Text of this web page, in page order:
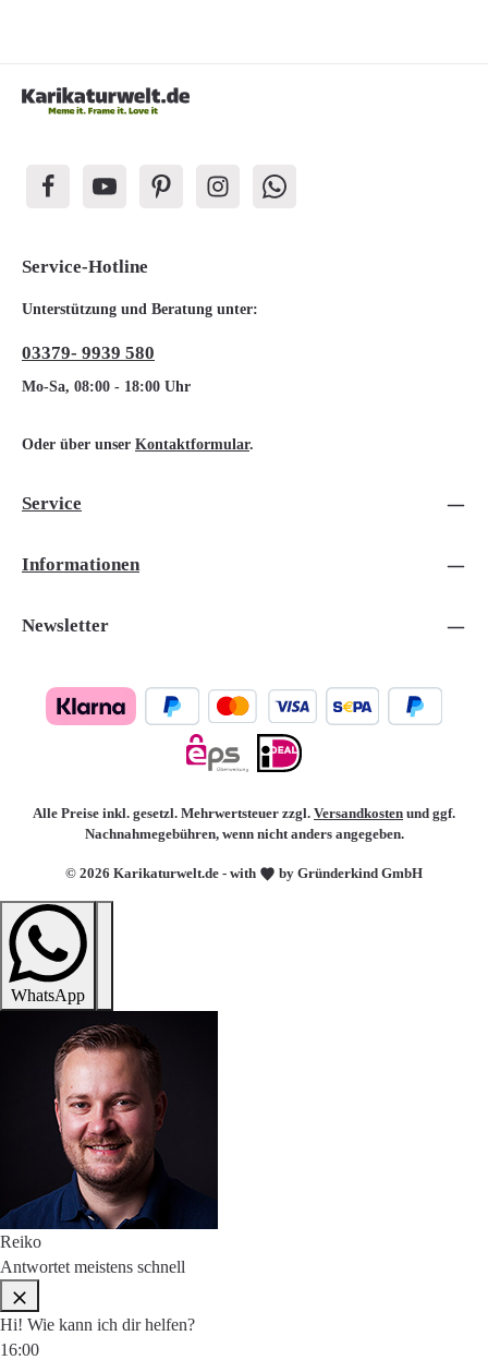
Service-Hotline
Unterstützung und Beratung unter:
03379- 9939 580
Mo-Sa, 08:00 - 18:00 Uhr
Oder über unser Kontaktformular.
Service
Informationen
Newsletter
© 2026 Karikaturwelt.de - with by Gründerkind GmbH
Alle Preise inkl. gesetzl. Mehrwertsteuer zzgl. Versandkosten und ggf.
Nachnahmegebühren, wenn nicht anders angegeben.
WhatsApp
Reiko
Antwortet meistens schnell
Hi! Wie kann ich dir helfen?
16:00